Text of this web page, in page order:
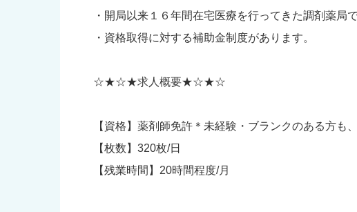
・開局以来１６年間在宅医療を行ってきた調剤薬局で
・資格取得に対する補助金制度があります。
☆★☆★求人概要★☆★☆
【資格】薬剤師免許＊未経験・ブランクのある方も
【枚数】320枚/日
【残業時間】20時間程度/月